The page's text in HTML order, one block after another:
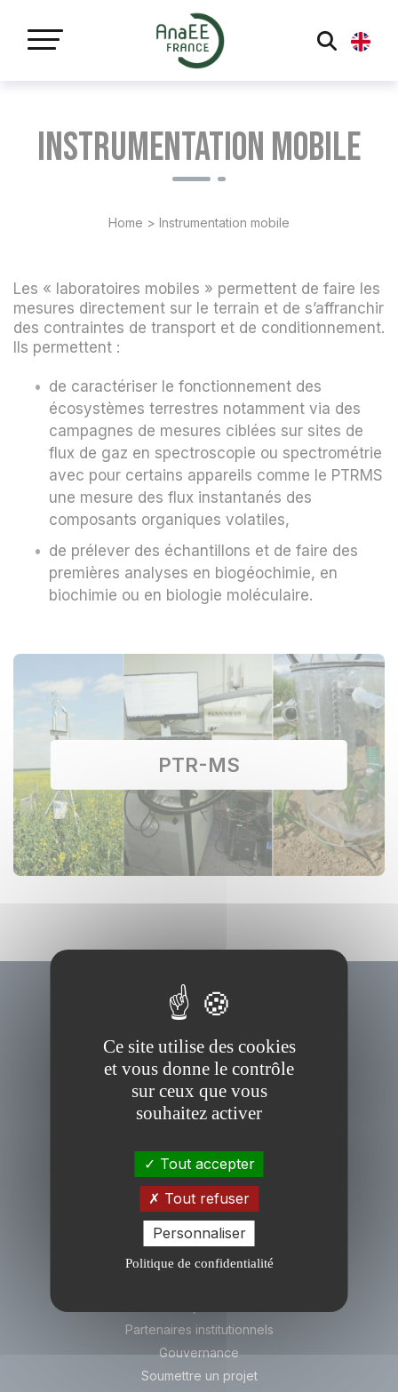
Instrumentation mobile
Home > Instrumentation mobile
Les « laboratoires mobiles » permettent de faire les
mesures directement sur le terrain et de s’affranchir
des contraintes de transport et de conditionnement.
Ils permettent :
de caractériser le fonctionnement des
écosystèmes terrestres notamment via des
campagnes de mesures ciblées sur sites de
flux de gaz en spectroscopie ou spectrométrie
avec pour certains appareils comme le PTRMS
une mesure des flux instantanés des
composants organiques volatiles,
de prélever des échantillons et de faire des
premières analyses en biogéochimie, en
biochimie ou en biologie moléculaire.
PTR-MS
PRÉSENTATION
Partenaires institutionnels
Gouvernance
Soumettre un projet
Ce site utilise des cookies
et vous donne le contrôle
sur ceux que vous
souhaitez activer
Tout accepter
Tout refuser
Personnaliser
Politique de confidentialité